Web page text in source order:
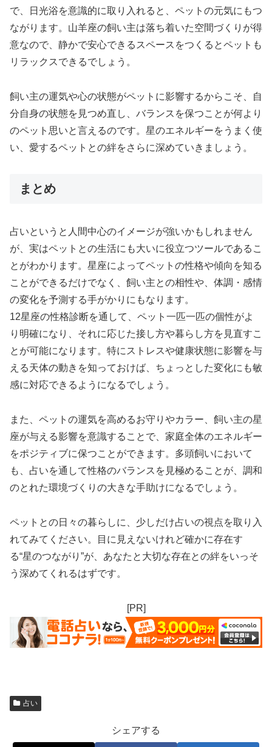
で、日光浴を意識的に取り入れると、ペットの元気にもつ
ながります。山羊座の飼い主は落ち着いた空間づくりが得
意なので、静かで安心できるスペースをつくるとペットも
リラックスできるでしょう。
飼い主の運気や心の状態がペットに影響するからこそ、自
分自身の状態を見つめ直し、バランスを保つことが何より
のペット思いと言えるのです。星のエネルギーをうまく使
い、愛するペットとの絆をさらに深めていきましょう。
まとめ
占いというと人間中心のイメージが強いかもしれません
が、実はペットとの生活にも大いに役立つツールであるこ
とがわかります。星座によってペットの性格や傾向を知る
ことができるだけでなく、飼い主との相性や、体調・感情
の変化を予測する手がかりにもなります。
12星座の性格診断を通して、ペット一匹一匹の個性がよ
り明確になり、それに応じた接し方や暮らし方を見直すこ
とが可能になります。特にストレスや健康状態に影響を与
える天体の動きを知っておけば、ちょっとした変化にも敏
感に対応できるようになるでしょう。
また、ペットの運気を高めるお守りやカラー、飼い主の星
座が与える影響を意識することで、家庭全体のエネルギー
をポジティブに保つことができます。多頭飼いにおいて
も、占いを通して性格のバランスを見極めることが、調和
のとれた環境づくりの大きな手助けになるでしょう。
ペットとの日々の暮らしに、少しだけ占いの視点を取り入
れてみてください。目に見えないけれど確かに存在す
る“星のつながり”が、あなたと大切な存在との絆をいっそ
う深めてくれるはずです。
[PR]
占い
シェアする